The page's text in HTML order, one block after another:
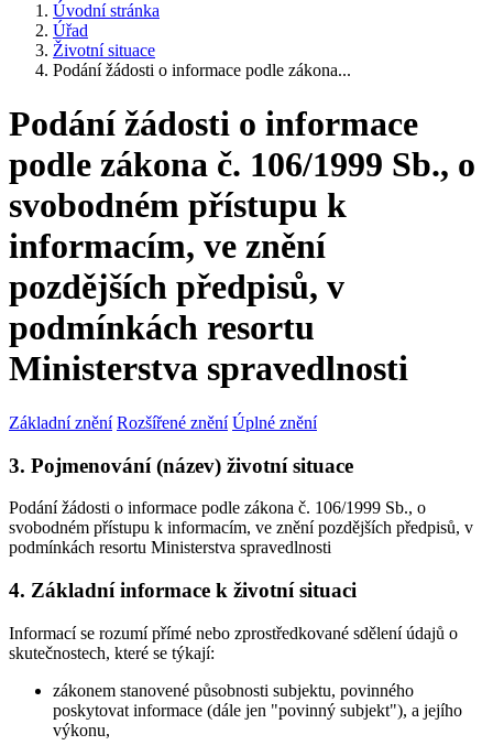
Úvodní stránka
Úřad
Životní situace
Podání žádosti o informace podle zákona...
Podání žádosti o informace
podle zákona č. 106/1999 Sb., o
svobodném přístupu k
informacím, ve znění
pozdějších předpisů, v
podmínkách resortu
Ministerstva spravedlnosti
Základní znění Rozšířené znění Úplné znění
3. Pojmenování (název) životní situace
Podání žádosti o informace podle zákona č. 106/1999 Sb., o
svobodném přístupu k informacím, ve znění pozdějších předpisů, v
podmínkách resortu Ministerstva spravedlnosti
4. Základní informace k životní situaci
Informací se rozumí přímé nebo zprostředkované sdělení údajů o
skutečnostech, které se týkají:
zákonem stanovené působnosti subjektu, povinného
poskytovat informace (dále jen "povinný subjekt"), a jejího
výkonu,